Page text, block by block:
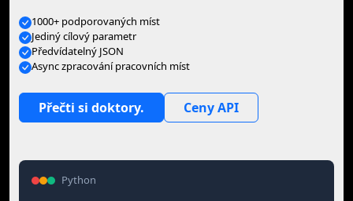
1000+ podporovaných míst
Jediný cílový parametr
Předvídatelný JSON
Async zpracování pracovních míst
Přečti si doktory. Ceny API
Python